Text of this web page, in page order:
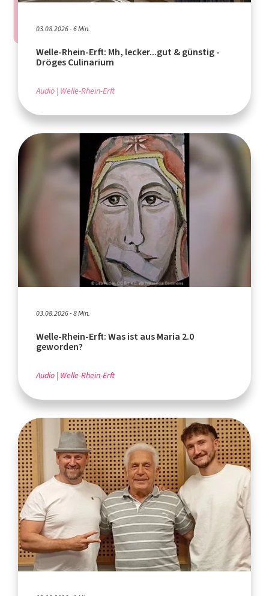
03.08.2026 - 6 Min.
Welle-Rhein-Erft: Mh, lecker...gut & günstig -
Dröges Culinarium
Audio Welle-Rhein-Erft
03.08.2026 - 8 Min.
Welle-Rhein-Erft: Was ist aus Maria 2.0
geworden?
Audio Welle-Rhein-Erft